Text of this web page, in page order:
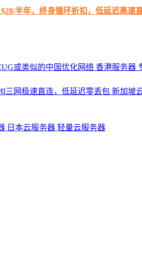
半年，终身循环折扣，低延迟高速
或类似的中国优化网络 香港服务器
三网极速直连，低延迟零丢包 新加坡
日本云服务器 轻量云服务器